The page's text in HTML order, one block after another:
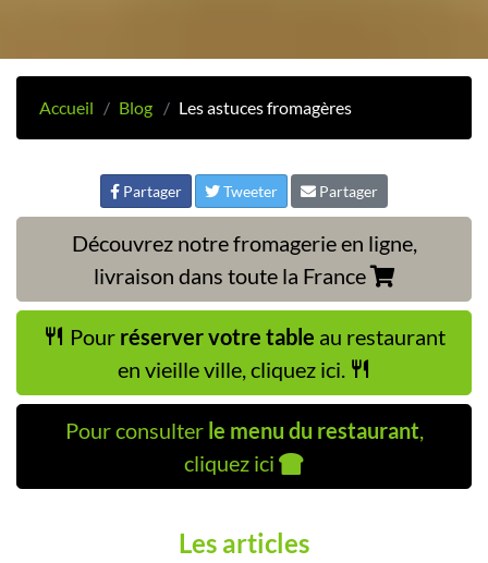
Accueil Blog Les astuces fromagères
Partager Tweeter Partager
Découvrez notre fromagerie en ligne,
livraison dans toute la France
Pour réserver votre table au restaurant
en vieille ville, cliquez ici.
Pour consulter le menu du restaurant
cliquez ici
Les articles